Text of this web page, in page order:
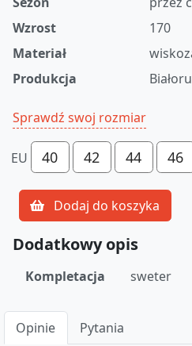
Wzrost
170
Materiał
Produkcja
Sprawdź swoj rozmiar
EU 40 42 44 46
Dodaj do koszyka
Dodatkowy opis
Kompletacja sweter
Opinie Pytania